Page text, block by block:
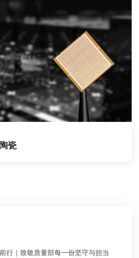
瓷
行｜致敬质量部每一份坚守与担当